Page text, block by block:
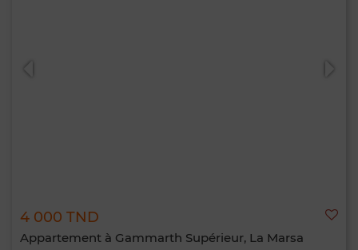
4 000 TND
Appartement à Gammarth Supérieur, La Marsa